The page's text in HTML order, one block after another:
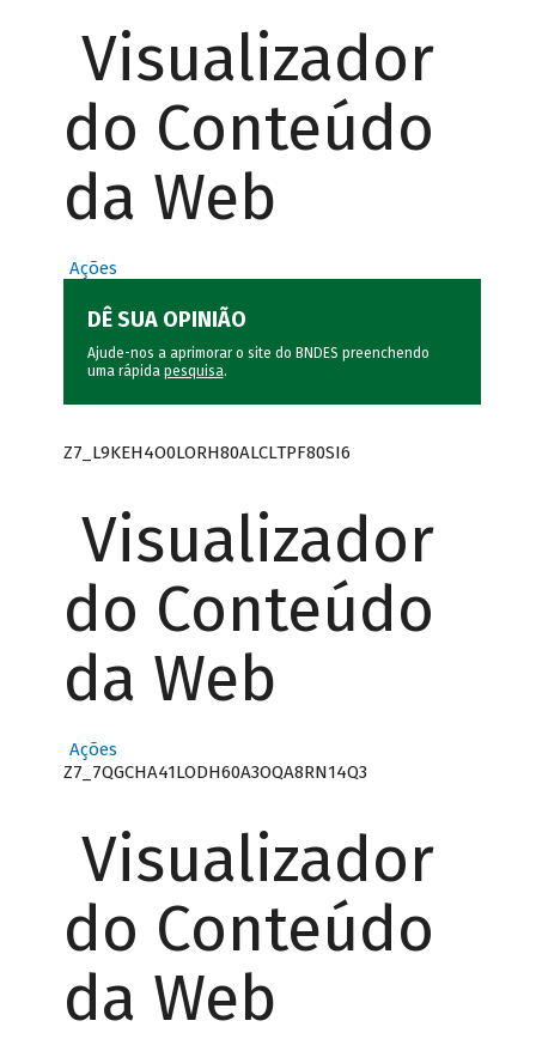
Visualizador
do Conteúdo
da Web
Ações
DÊ SUA OPINIÃO
Ajude-nos a aprimorar o site do BNDES preenchendo
uma rápida pesquisa.
Z7_L9KEH4O0LORH80ALCLTPF80SI6
Visualizador
do Conteúdo
da Web
Ações
Z7_7QGCHA41LODH60A3OQA8RN14Q3
Visualizador
do Conteúdo
da Web